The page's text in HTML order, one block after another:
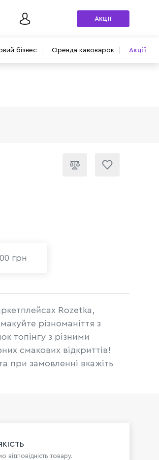
бізнес Оренда кавоварок Акції
Акції
грн
Rozetka,
різноманіття з
топінгу з різними
смакових відкриттів!
при замовленні вкажіть
відповідність товару.